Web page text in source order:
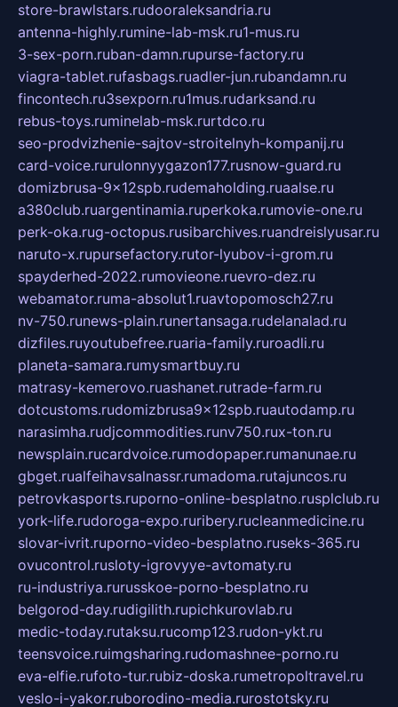
store-brawlstars.rudooraleksandria.ru
antenna-highly.rumine-lab-msk.ru1-mus.ru
3-sex-porn.ruban-damn.rupurse-factory.ru
viagra-tablet.rufasbags.ruadler-jun.rubandamn.ru
fincontech.ru3sexporn.ru1mus.rudarksand.ru
rebus-toys.ruminelab-msk.rurtdco.ru
seo-prodvizhenie-sajtov-stroitelnyh-kompanij.ru
card-voice.rurulonnyygazon177.rusnow-guard.ru
domizbrusa-9x12spb.rudemaholding.ruaalse.ru
a380club.ruargentinamia.ruperkoka.rumovie-one.ru
perk-oka.rug-octopus.rusibarchives.ruandreislyusar.ru
naruto-x.rupursefactory.rutor-lyubov-i-grom.ru
spayderhed-2022.rumovieone.ruevro-dez.ru
webamator.ruma-absolut1.ruavtopomosch27.ru
nv-750.runews-plain.runertansaga.rudelanalad.ru
dizfiles.ruyoutubefree.ruaria-family.ruroadli.ru
planeta-samara.rumysmartbuy.ru
matrasy-kemerovo.ruashanet.rutrade-farm.ru
dotcustoms.rudomizbrusa9x12spb.ruautodamp.ru
narasimha.rudjcommodities.runv750.rux-ton.ru
newsplain.rucardvoice.rumodopaper.rumanunae.ru
gbget.rualfeihavsalnassr.rumadoma.rutajuncos.ru
petrovkasports.ruporno-online-besplatno.rusplclub.ru
york-life.rudoroga-expo.ruribery.rucleanmedicine.ru
slovar-ivrit.ruporno-video-besplatno.ruseks-365.ru
ovucontrol.rusloty-igrovyye-avtomaty.ru
ru-industriya.rurusskoe-porno-besplatno.ru
belgorod-day.rudigilith.rupichkurovlab.ru
medic-today.rutaksu.rucomp123.rudon-ykt.ru
teensvoice.ruimgsharing.rudomashnee-porno.ru
eva-elfie.rufoto-tur.rubiz-doska.rumetropoltravel.ru
veslo-i-yakor.ruborodino-media.rurostotsky.ru